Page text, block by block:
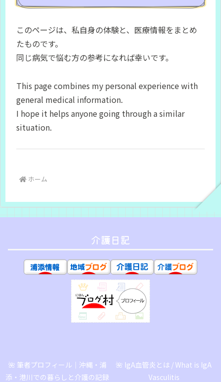
このページは、私自身の体験と、医療情報をまとめ
たものです。
同じ病気で悩む方の参考になれば幸いです。
This page combines my personal experience with
general medical information.
I hope it helps anyone going through a similar
situation.
ホーム
介護日記
🌺 筆者プロフィール｜沖縄・浦
添・港川での暮らしと介護の記録
🌺 IgA血管炎とは / What is IgA
Vasculitis